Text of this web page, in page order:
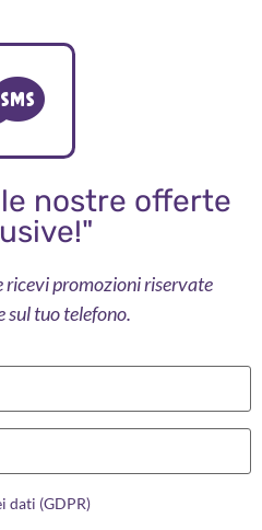
nostre offerte
ricevi promozioni riservate
tuo telefono.
dati (GDPR)